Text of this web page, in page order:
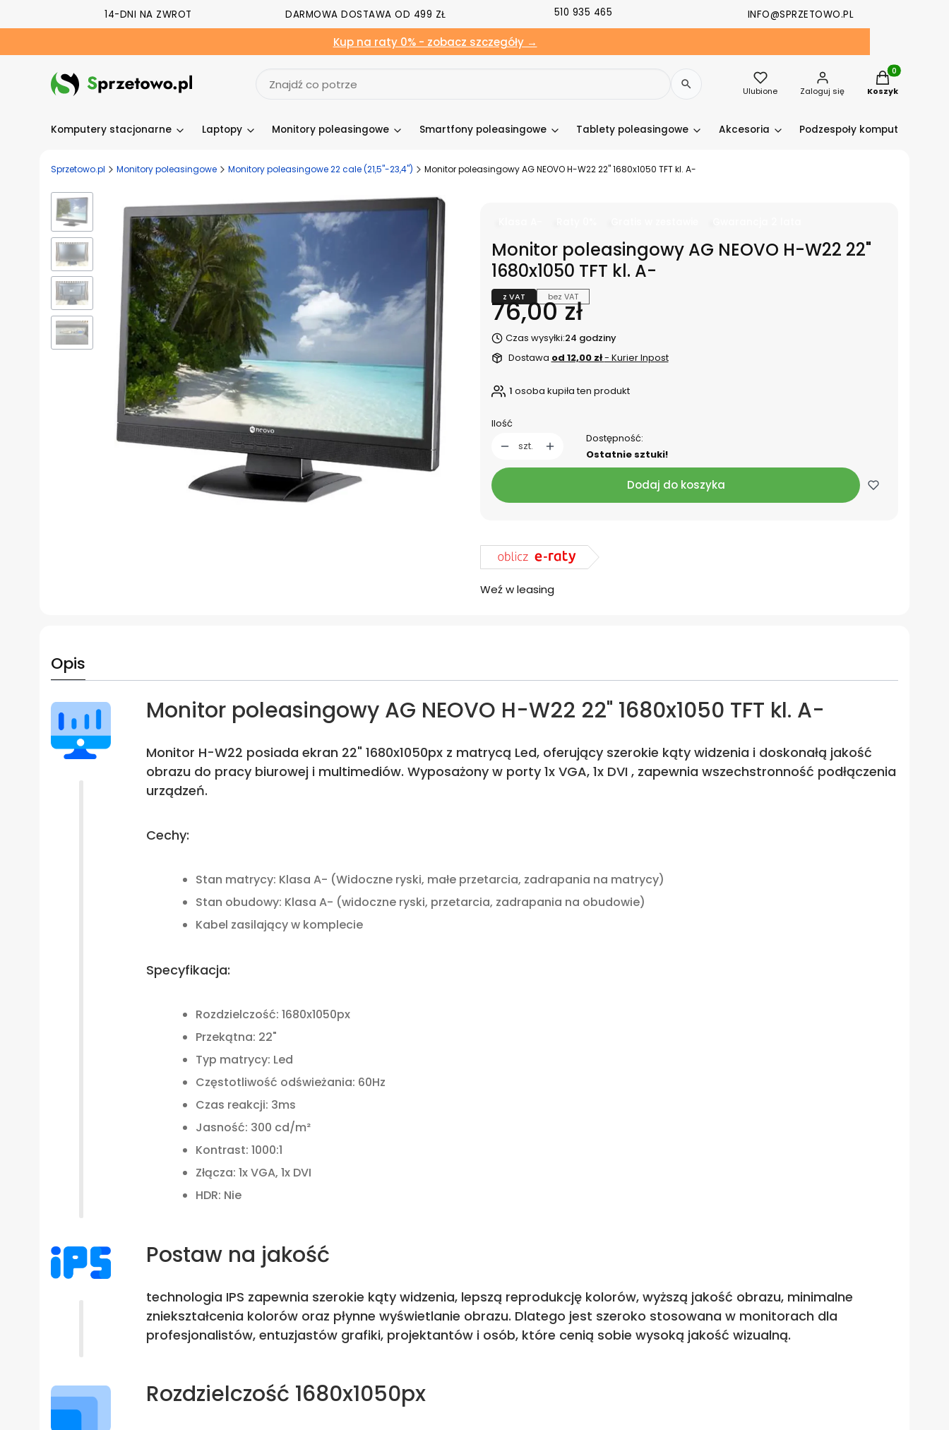
14-DNI NA ZWROT DARMOWA DOSTAWA OD 499 ZŁ 510 935 465 INFO@SPRZETOWO.PL
Kup na raty 0% - zobacz szczegóły →
Ulubione Zaloguj się
Produkty w
Koszyk
Komputery stacjonarne Laptopy Monitory poleasingowe Smartfony poleasingowe Tablety poleasingowe Akcesoria Podzespoły komputerowe
Sprzetowo.pl Monitory poleasingowe Monitory poleasingowe 22 cale (21,5"-23,4") Monitor poleasingowy AG NEOVO H-W22 22" 1680x1050 TFT kl. A-
Monitor poleasingowy AG NEOVO H-W22 22"
1680x1050 TFT kl. A-
z VAT bez VAT
Cena
76,00 zł
Czas wysyłki:24 godziny
Dostawa od 12,00 zł- Kurier Inpost
1 osoba kupiła ten produkt
Ilość
szt.
Dostępność:
Ostatnie sztuki!
Dodaj do koszyka
Weź w leasing
Opis
Monitor poleasingowy AG NEOVO H-W22 22" 1680x1050 TFT kl. A-
Monitor H-W22 posiada ekran 22" 1680x1050px z matrycą Led, oferujący szerokie kąty widzenia i doskonałą jakość
obrazu do pracy biurowej i multimediów. Wyposażony w porty 1x VGA, 1x DVI , zapewnia wszechstronność podłączenia
urządzeń.
Cechy:
Stan matrycy: Klasa A- (Widoczne ryski, małe przetarcia, zadrapania na matrycy)
Stan obudowy: Klasa A- (widoczne ryski, przetarcia, zadrapania na obudowie)
Kabel zasilający w komplecie
Specyfikacja:
Rozdzielczość: 1680x1050px
Przekątna: 22"
Typ matrycy: Led
Częstotliwość odświeżania: 60Hz
Czas reakcji: 3ms
Jasność: 300 cd/m²
Kontrast: 1000:1
Złącza: 1x VGA, 1x DVI
HDR: Nie
Postaw na jakość
technologia IPS zapewnia szerokie kąty widzenia, lepszą reprodukcję kolorów, wyższą jakość obrazu, minimalne
zniekształcenia kolorów oraz płynne wyświetlanie obrazu. Dlatego jest szeroko stosowana w monitorach dla
profesjonalistów, entuzjastów grafiki, projektantów i osób, które cenią sobie wysoką jakość wizualną.
Rozdzielczość 1680x1050px